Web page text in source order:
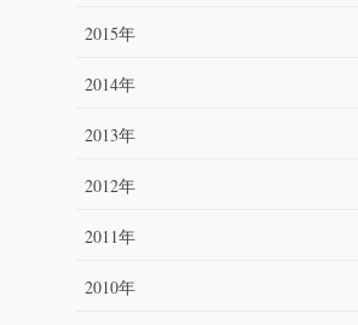
2015年
2014年
2013年
2012年
2011年
2010年